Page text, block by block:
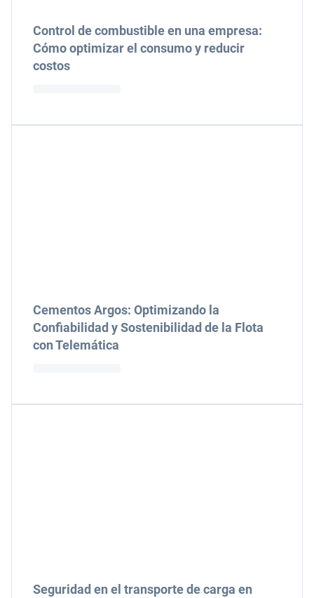
Control de combustible en una empresa:
Cómo optimizar el consumo y reducir
costos
Cementos Argos: Optimizando la
Confiabilidad y Sostenibilidad de la Flota
con Telemática
Seguridad en el transporte de carga en